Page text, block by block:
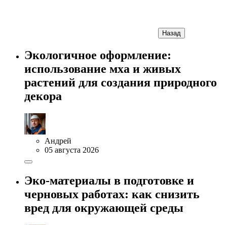
Назад
Экологичное оформление:
использование мха и живых
растений для создания природного
декора
Андрей
05 августа 2026
Эко-материалы в подготовке и
черновых работах: как снизить
вред для окружающей среды